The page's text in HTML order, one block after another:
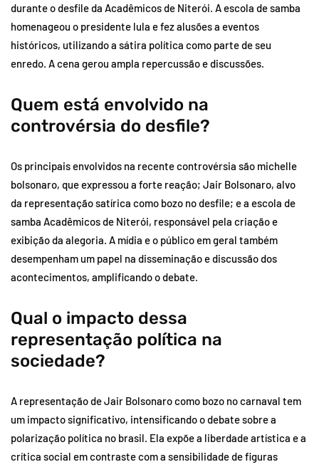
durante o desfile da Acadêmicos de Niterói. A escola de samba
homenageou o presidente lula e fez alusões a eventos
históricos, utilizando a sátira política como parte de seu
enredo. A cena gerou ampla repercussão e discussões.
Quem está envolvido na
controvérsia do desfile?
Os principais envolvidos na recente controvérsia são michelle
bolsonaro, que expressou a forte reação; Jair Bolsonaro, alvo
da representação satírica como bozo no desfile; e a escola de
samba Acadêmicos de Niterói, responsável pela criação e
exibição da alegoria. A mídia e o público em geral também
desempenham um papel na disseminação e discussão dos
acontecimentos, amplificando o debate.
Qual o impacto dessa
representação política na
sociedade?
A representação de Jair Bolsonaro como bozo no carnaval tem
um impacto significativo, intensificando o debate sobre a
polarização política no brasil. Ela expõe a liberdade artística e a
crítica social em contraste com a sensibilidade de figuras